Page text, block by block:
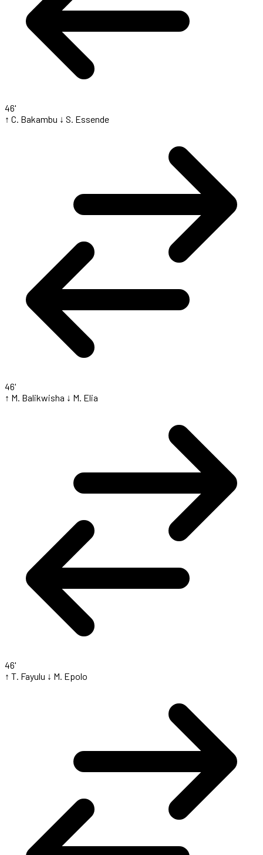
46'
↑ C. Bakambu ↓ S. Essende
46'
↑ M. Balikwisha ↓ M. Elia
46'
↑ T. Fayulu ↓ M. Epolo